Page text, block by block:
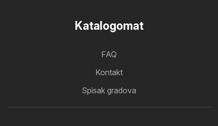
Katalogomat
FAQ
Kontakt
Spisak gradova